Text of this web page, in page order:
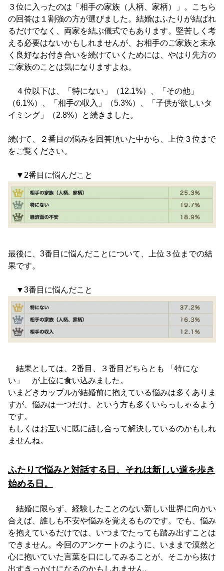
３位に入ったのは「相手の家族（人柄、家柄）」。こちら
の回答は１割強の方が選びました。結婚はふたりが結ばれ
るだけでなく、両家を結ぶ儀式でもあります。堅苦しく考
える必要はないかもしれませんが、お相手のご家族と末永
く良好なお付き合いを続けていくためには、やはり先方の
ご家族のことは気になりますよね。
４位以下は、「特にない」（12.1%）、「その他」
（6.1%）、「相手の収入」（5.3%）、「子供が欲しいタ
イミング」（2.8%）と続きました。
続けて、２番目の悩みを回答頂いた中から、上位３位まで
をご覧ください。
▼2番目に悩んだこと
最後に、3番目に悩んだことについて、上位３位までの結
果です。
▼3番目に悩んだこと
結果としては、2番目、３番目どちらとも 「特にな
い」 が上位に食い込みました。
いまどきカップルが結婚前に抱えている悩みは多くありま
すが、悩みは一つだけ、という方も多くいらっしゃるよう
です。
もしくはお互いに既に話し合って解決しているのかもしれ
ませんね。
ふたりで悩みと対話する日、それは新しい道を歩き
始める日。
結婚に限らず、経験したことのない新しい世界に向かい
合えば、誰しも不安や悩みを覚えるものです。でも、悩み
を抱えているだけでは、いつまでたっても踏み出すことは
できません。今回のアンケートのように、いままで漠然と
心に抱いていた言葉を口にしてみることが、そこから抜け
出すきっかけになるのかもしれません。